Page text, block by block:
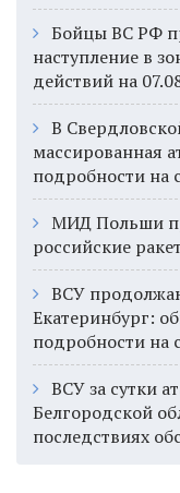
Бойцы ВС РФ
наступление в
действий на
В
массированная
подробности на
МИД Польши
российские
ВСУ
Екатеринбург:
подробности на
ВСУ за сутки
Белгородской
последствиях